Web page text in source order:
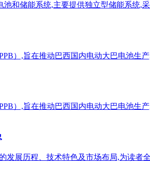
池和储能系统,主要提供独立型储能系统
）,旨在推动巴西国内电动大巴电池生
）,旨在推动巴西国内电动大巴电池生
展历程、技术特色及市场布局,为读者